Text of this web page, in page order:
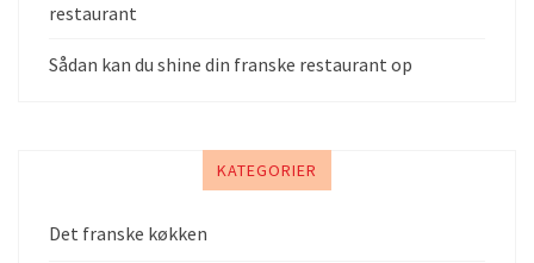
restaurant
Sådan kan du shine din franske restaurant op
KATEGORIER
Det franske køkken